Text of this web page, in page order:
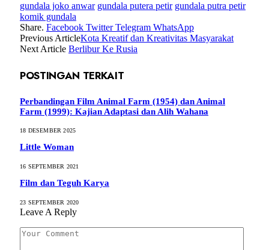
gundala joko anwar gundala putera petir gundala putra petir
komik gundala
Share. Facebook Twitter Telegram WhatsApp
Previous ArticleKota Kreatif dan Kreativitas Masyarakat
Next Article Berlibur Ke Rusia
POSTINGAN TERKAIT
Perbandingan Film Animal Farm (1954) dan Animal
Farm (1999): Kajian Adaptasi dan Alih Wahana
18 DESEMBER 2025
Little Woman
16 SEPTEMBER 2021
Film dan Teguh Karya
23 SEPTEMBER 2020
Leave A Reply